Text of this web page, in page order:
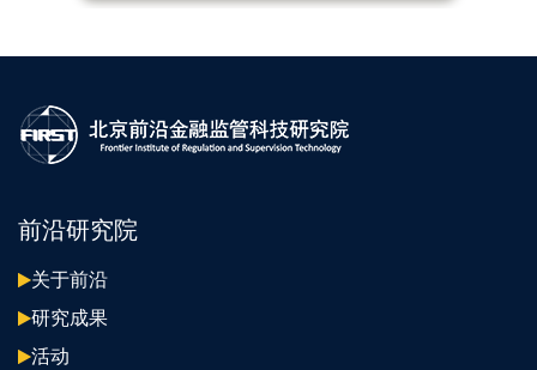
前沿研究院
关于前沿
研究成果
活动